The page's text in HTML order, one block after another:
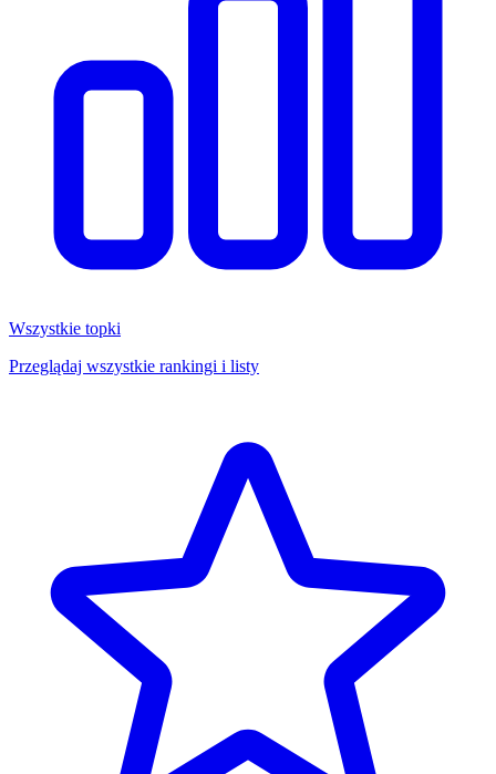
Wszystkie topki
Przeglądaj wszystkie rankingi i listy